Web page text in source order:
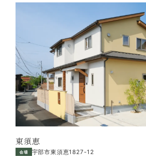
東須恵
会場 宇部市東須恵1827-12